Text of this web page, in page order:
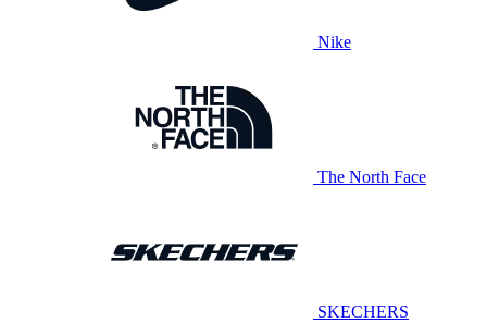
Nike
The North Face
SKECHERS